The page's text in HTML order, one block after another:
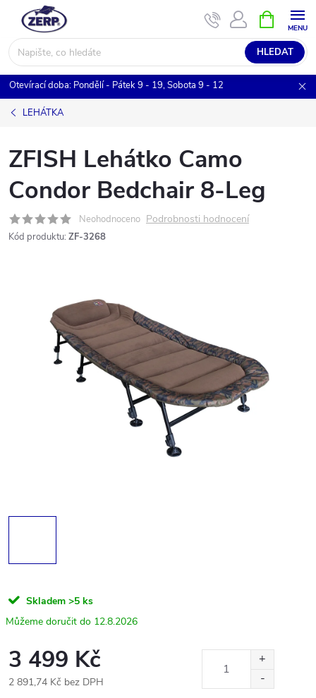
obsah
HLEDAT
NÁKUPNÍ
KOŠÍK
Otevírací doba: Pondělí - Pátek 9 - 19, Sobota 9 - 12
LEHÁTKA
ZFISH Lehátko Camo
Condor Bedchair 8-Leg
Neohodnoceno Podrobnosti hodnocení
Kód produktu: ZF-3268
Skladem >5 ks
12.8.2026
3 499 Kč
2 891,74 Kč bez DPH